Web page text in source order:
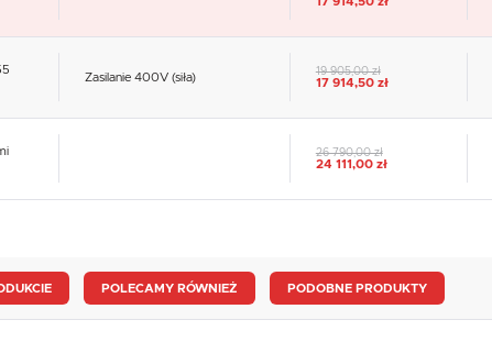
Zasilanie 400V (siła) 19 905,00 zł
17 914,50 zł
26 790,00 zł
24 111,00 zł
POLECAMY RÓWNIEŻ PODOBNE PRODUKTY